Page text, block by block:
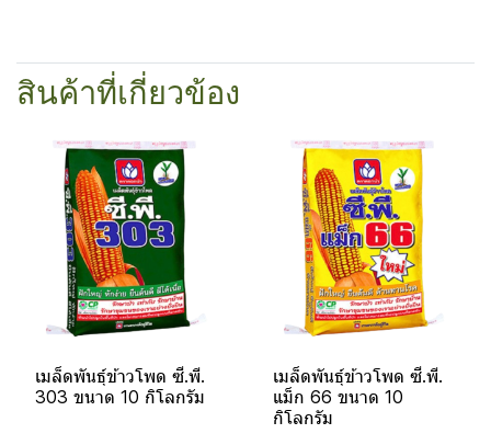
สินค้าที่เกี่ยวข้อง
เมล็ดพันธุ์ข้าวโพด ซี.พี.
303 ขนาด 10 กิโลกรัม
เมล็ดพันธุ์ข้าวโพด ซี.พี.
แม็ก 66 ขนาด 10
กิโลกรัม